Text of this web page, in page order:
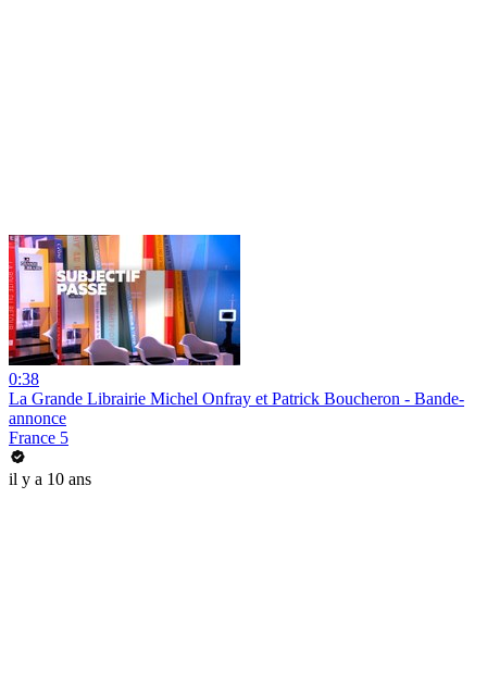
0:38
La Grande Librairie Michel Onfray et Patrick Boucheron - Bande-
annonce
France 5
il y a 10 ans